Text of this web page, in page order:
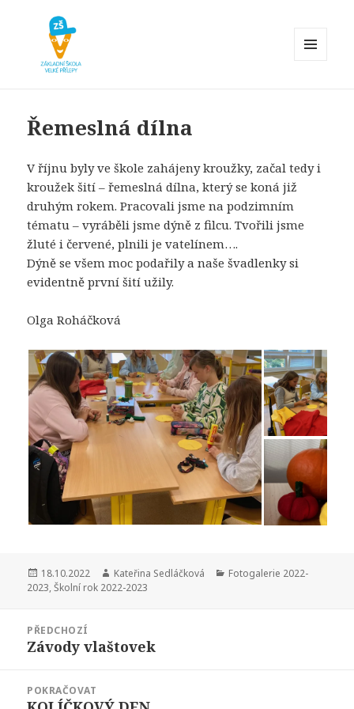
Řemeslná dílna
V říjnu byly ve škole zahájeny kroužky, začal tedy i
kroužek šití – řemeslná dílna, který se koná již
druhým rokem. Pracovali jsme na podzimním
tématu – vyráběli jsme dýně z filcu. Tvořili jsme
žluté i červené, plnili je vatelínem….
Dýně se všem moc podařily a naše švadlenky si
evidentně první šití užily.
Olga Roháčková
Publikováno:
18.10.2022 Autor:
Kateřina Sedláčková Rubriky:
Fotogalerie 2022-
2023,Školní rok 2022-2023
příspěvek
PŘEDCHOZÍ
Předchozí
Závody vlaštovek
POKRAČOVAT